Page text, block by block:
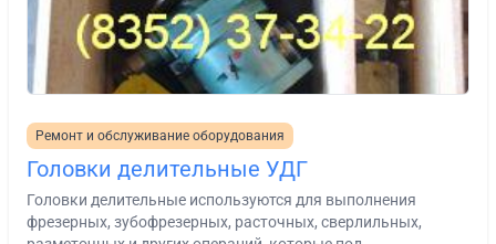
Ремонт и обслуживание оборудования
Головки делительные УДГ
Головки делительные используются для выполнения
фрезерных, зубофрезерных, расточных, сверлильных,